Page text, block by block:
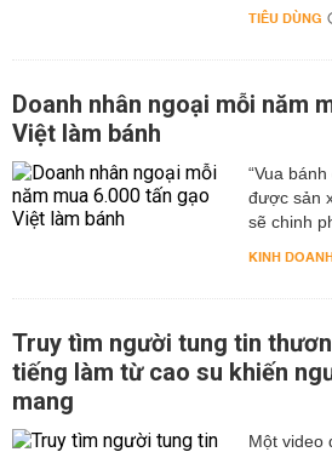
TIÊU DÙNG
Doanh nhân ngoại mỗi năm
Việt làm bánh
“Vua
được sản
sẽ chinh
KINH
Truy tìm người tung tin
tiếng làm từ cao su khiến
mang
Một video